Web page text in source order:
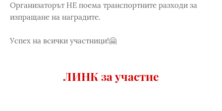
Организаторът НЕ поема транспортните разходи за
изпращане на наградите.
Успех на всички участници!🤗
ЛИНК за участие